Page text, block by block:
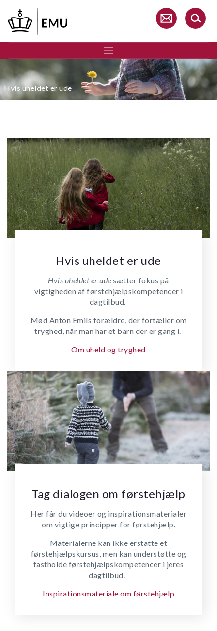
hovedindhold
Hvis uheldet er ude
Hvis uheldet er ude
Hvis uheldet er ude sætter fokus på
vigtigheden af førstehjælpskompetencer i
dagtilbud.
Mød Anton Emils forældre, der fortæller om
tryghed, når man har et barn der er gang i.
Om uheld og tryghed
Tag dialogen om førstehjælp
Her får du videoer og inspirationsmaterialer
om vigtige principper for førstehjælp.
Materialerne kan ikke erstatte et
førstehjælpskursus, men kan understøtte og
fastholde førstehjælpskompetencer i jeres
dagtilbud.
Inspirationsmateriale om førstehjælp